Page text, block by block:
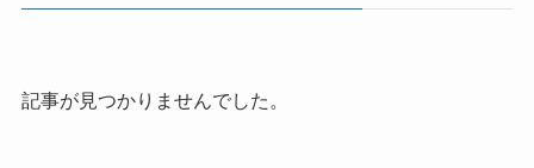
記事が見つかりませんでした。